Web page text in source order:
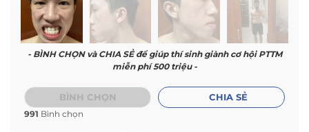
- BÌNH CHỌN và CHIA SẺ để giúp thí sinh giành cơ hội PTTM
miễn phí 500 triệu -
BÌNH CHỌN
991 Bình chọn
CHIA SẺ